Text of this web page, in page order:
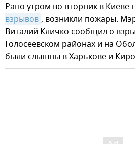
Рано утром во вторник в Киеве
взрывов , возникли пожары.
Виталий Кличко сообщил о
Голосеевском районах и на
были слышны в Харькове и